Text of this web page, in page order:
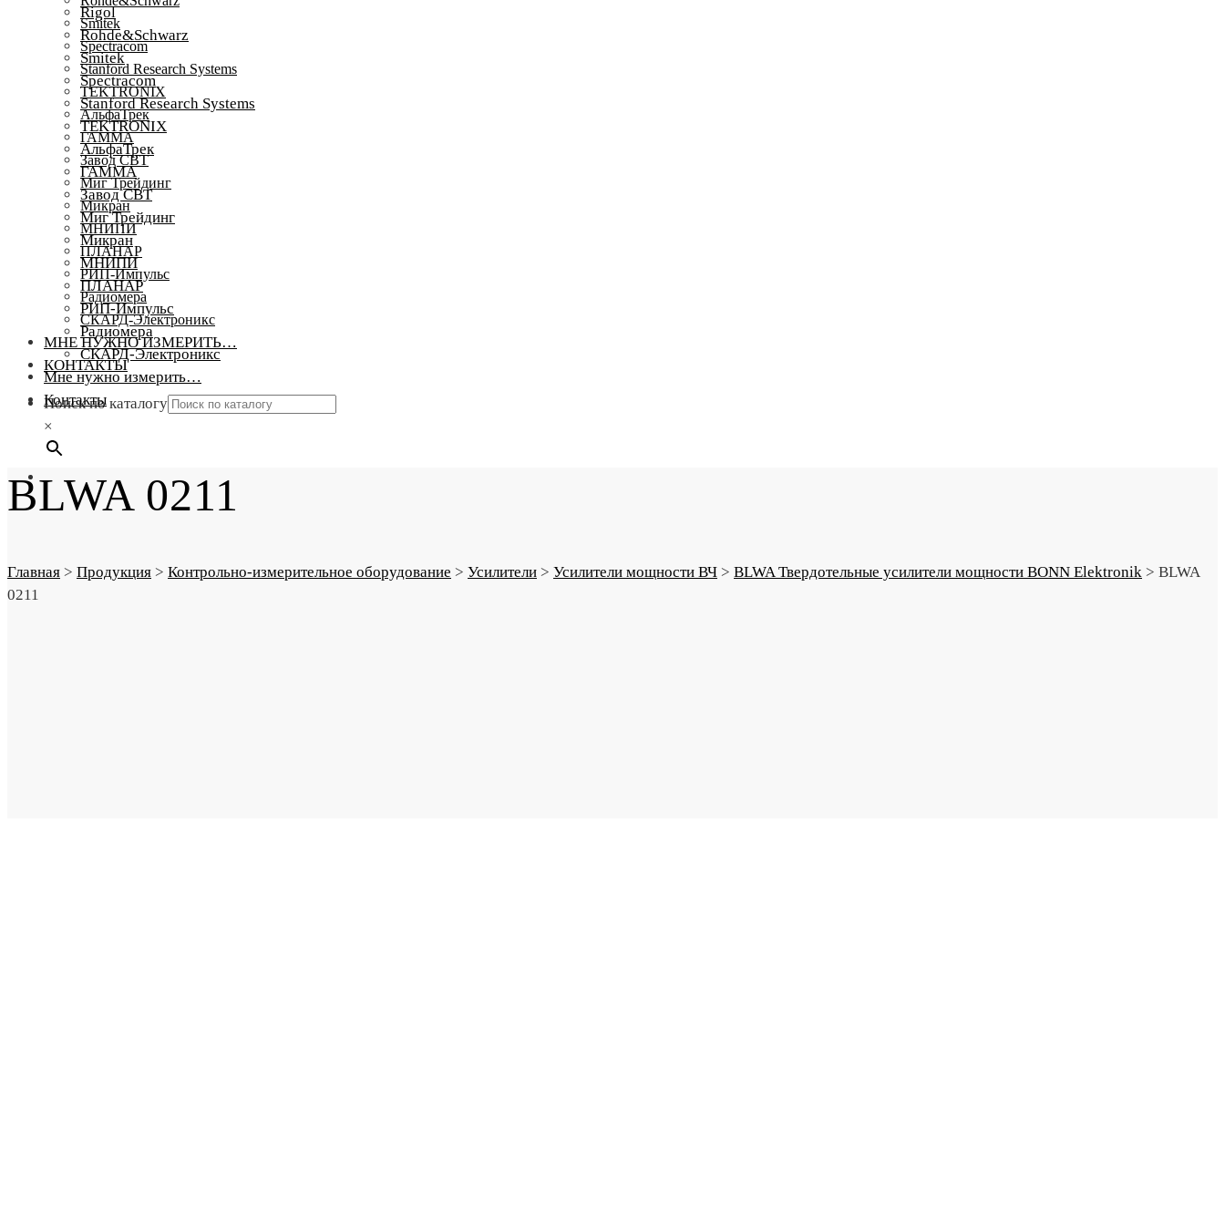
Smitek
Spectracom
Stanford Research Systems
TEKTRONIX
АльфаТрек
ГАММА
Завод СВТ
Миг Трейдинг
Микран
МНИПИ
ПЛАНАР
РИП-Импульс
Радиомера
СКАРД-Электроникс
МНЕ НУЖНО ИЗМЕРИТЬ…
КОНТАКТЫ
Поиск по каталогу
×
Rigol
Rohde&Schwarz
Smitek
Spectracom
Stanford Research Systems
TEKTRONIX
АльфаТрек
ГАММА
Завод СВТ
Миг Трейдинг
Микран
МНИПИ
ПЛАНАР
РИП-Импульс
Радиомера
СКАРД-Электроникс
Мне нужно измерить…
Контакты
BLWA 0211
Главная > Продукция > Контрольно-измерительное оборудование > Усилители > Усилители мощности ВЧ > BLWA Твердотельные усилители мощности BONN Elektronik > BLWA
0211